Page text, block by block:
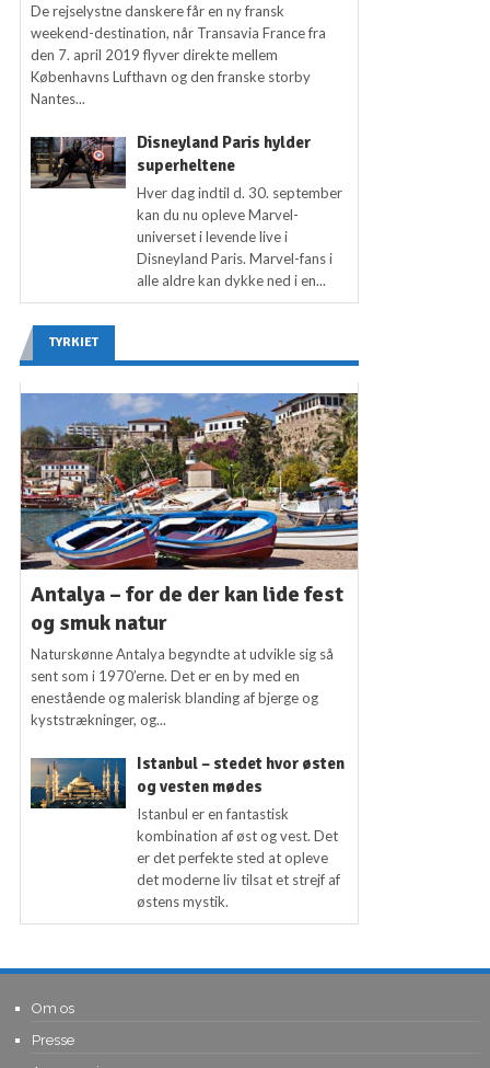
De rejselystne danskere får en ny fransk
weekend-destination, når Transavia France fra
den 7. april 2019 flyver direkte mellem
Københavns Lufthavn og den franske storby
Nantes...
Disneyland Paris hylder
superheltene
Hver dag indtil d. 30. september
kan du nu opleve Marvel-
universet i levende live i
Disneyland Paris. Marvel-fans i
alle aldre kan dykke ned i en...
TYRKIET
Antalya – for de der kan lide fest
og smuk natur
Naturskønne Antalya begyndte at udvikle sig så
sent som i 1970’erne. Det er en by med en
enestående og malerisk blanding af bjerge og
kyststrækninger, og...
Istanbul – stedet hvor østen
og vesten mødes
Istanbul er en fantastisk
kombination af øst og vest. Det
er det perfekte sted at opleve
det moderne liv tilsat et strejf af
østens mystik.
Om os
Presse